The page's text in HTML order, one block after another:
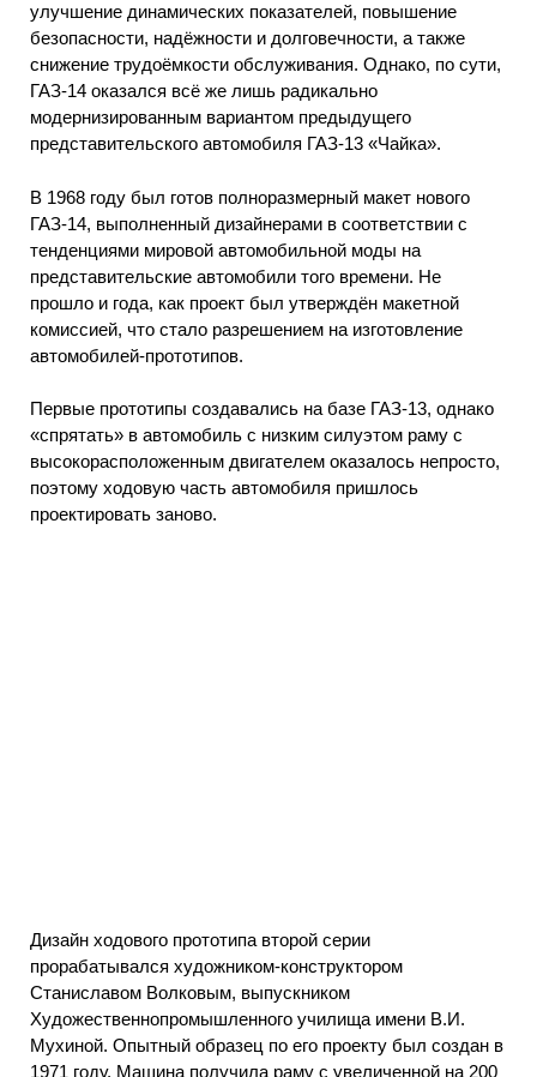
улучшение динамических показателей, повышение
безопасности, надёжности и долговечности, а также
снижение трудоёмкости обслуживания. Однако, по сути,
ГАЗ-14 оказался всё же лишь радикально
модернизированным вариантом предыдущего
представительского автомобиля ГАЗ-13 «Чайка».
В 1968 году был готов полноразмерный макет нового
ГАЗ-14, выполненный дизайнерами в соответствии с
тенденциями мировой автомобильной моды на
представительские автомобили того времени. Не
прошло и года, как проект был утверждён макетной
комиссией, что стало разрешением на изготовление
автомобилей-прототипов.
Первые прототипы создавались на базе ГАЗ-13, однако
«спрятать» в автомобиль с низким силуэтом раму с
высокорасположенным двигателем оказалось непросто,
поэтому ходовую часть автомобиля пришлось
проектировать заново.
Дизайн ходового прототипа второй серии
прорабатывался художником-конструктором
Станиславом Волковым, выпускником
Художественнопромышленного училища имени В.И.
Мухиной. Опытный образец по его проекту был создан в
1971 году. Машина получила раму с увеличенной на 200